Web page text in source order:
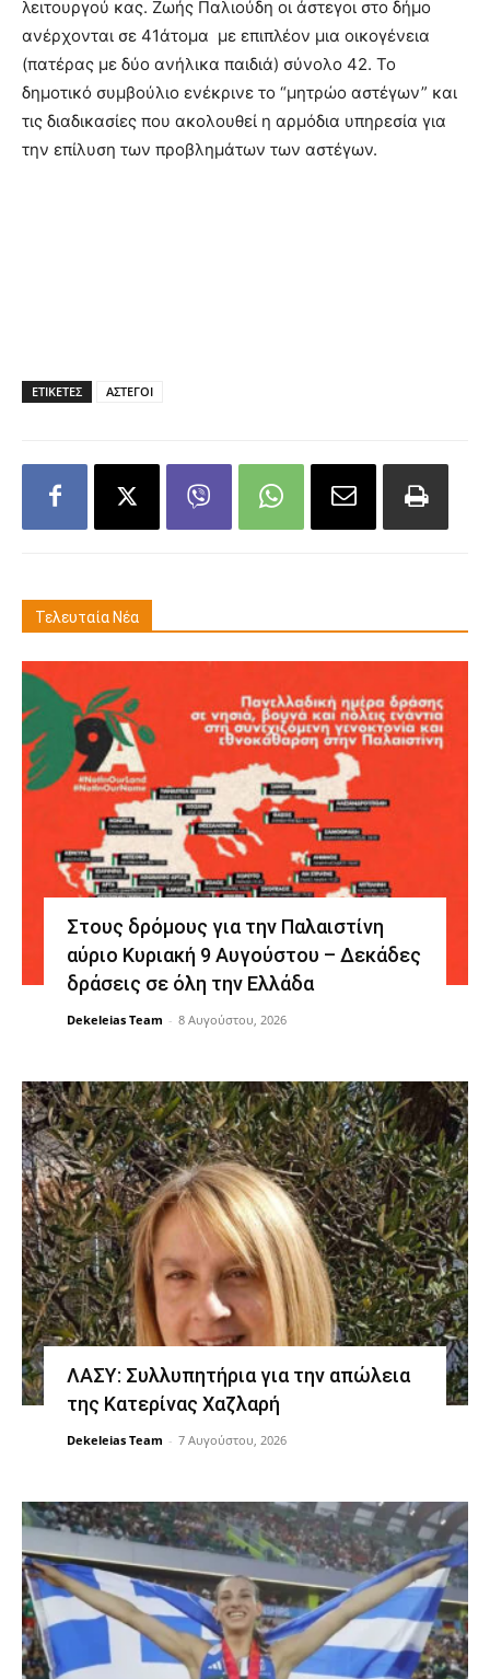
λειτουργού κας. Ζωής Παλιούδη οι άστεγοι στο δήμο
ανέρχονται σε 41άτομα με επιπλέον μια οικογένεια
(πατέρας με δύο ανήλικα παιδιά) σύνολο 42. Το
δημοτικό συμβούλιο ενέκρινε το “μητρώο αστέγων” και
τις διαδικασίες που ακολουθεί η αρμόδια υπηρεσία για
την επίλυση των προβλημάτων των αστέγων.
ΕΤΙΚΕΤΕΣ ΑΣΤΕΓΟΙ
Τελευταία Νέα
Στους δρόμους για την Παλαιστίνη
αύριο Κυριακή 9 Αυγούστου – Δεκάδες
δράσεις σε όλη την Ελλάδα
Dekeleias Team - 8 Αυγούστου, 2026
ΛΑΣΥ: Συλλυπητήρια για την απώλεια
της Κατερίνας Χαζλαρή
Dekeleias Team - 7 Αυγούστου, 2026